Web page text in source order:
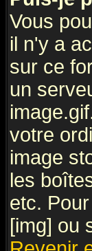
Vous
il n'y a
sur ce
un
votre
image
les
etc.
[img] ou